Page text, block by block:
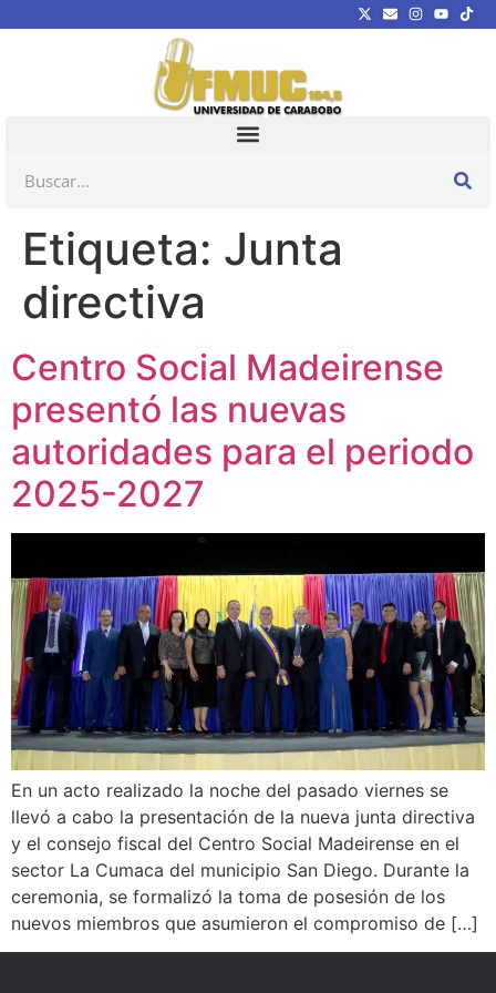
Etiqueta: Junta
directiva
Centro Social Madeirense
presentó las nuevas
autoridades para el periodo
2025-2027
En un acto realizado la noche del pasado viernes se
llevó a cabo la presentación de la nueva junta directiva
y el consejo fiscal del Centro Social Madeirense en el
sector La Cumaca del municipio San Diego. Durante la
ceremonia, se formalizó la toma de posesión de los
nuevos miembros que asumieron el compromiso de […]